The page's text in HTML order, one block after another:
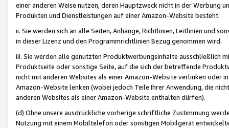
einer anderen Weise nutzen, deren Hauptzweck nicht in der Werbung
Produkten und Dienstleistungen auf einer Amazon-Website besteht.
ii. Sie werden sich an alle Seiten, Anhänge, Richtlinien, Leitlinien und
in dieser Lizenz und den Programmrichtlinien Bezug genommen wird.
iii. Sie werden alle genutzten Produktwerbungsinhalte ausschließlich
Produktseite oder sonstige Seite, auf die sich der betreffende
nicht mit anderen Websites als einer Amazon-Website verlinken oder
Amazon-Website lenken (wobei jedoch Teile Ihrer Anwendung, die
anderen Websites als einer Amazon-Website enthalten dürfen).
(d) Ohne unsere ausdrückliche vorherige schriftliche Zustimmung
Nutzung mit einem Mobiltelefon oder sonstigen Mobilgerät